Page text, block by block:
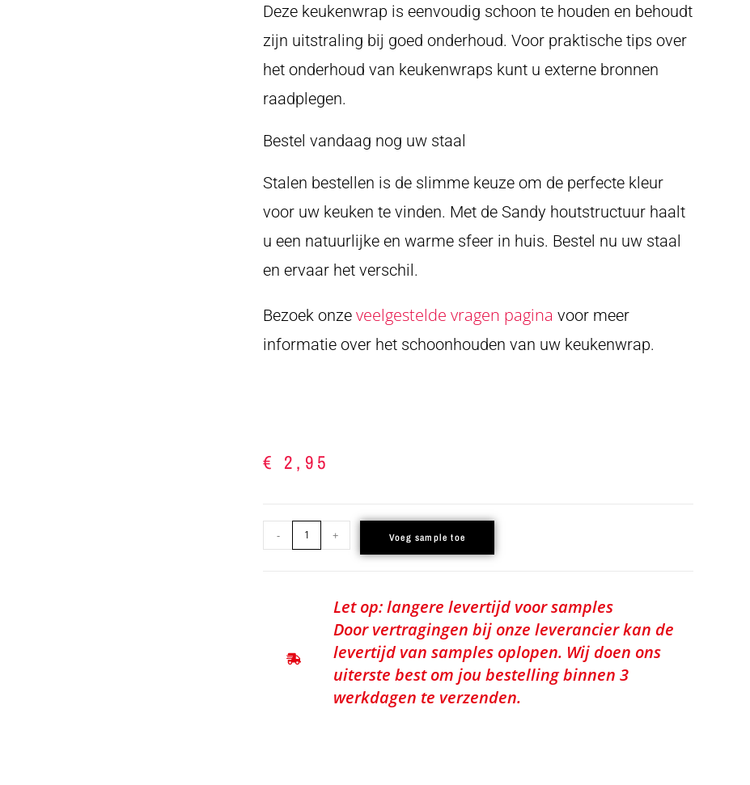
Deze keukenwrap is eenvoudig schoon te houden en behoudt
zijn uitstraling bij goed onderhoud. Voor praktische tips over
het onderhoud van keukenwraps kunt u externe bronnen
raadplegen.
Bestel vandaag nog uw staal
Stalen bestellen is de slimme keuze om de perfecte kleur
voor uw keuken te vinden. Met de Sandy houtstructuur haalt
u een natuurlijke en warme sfeer in huis. Bestel nu uw staal
en ervaar het verschil.
Bezoek onze veelgestelde vragen pagina voor meer
informatie over het schoonhouden van uw keukenwrap.
€ 2,95
- + Voeg sample toe
Let op: langere levertijd voor samples
Door vertragingen bij onze leverancier kan de
levertijd van samples oplopen. Wij doen ons
uiterste best om jou bestelling binnen 3
werkdagen te verzenden.